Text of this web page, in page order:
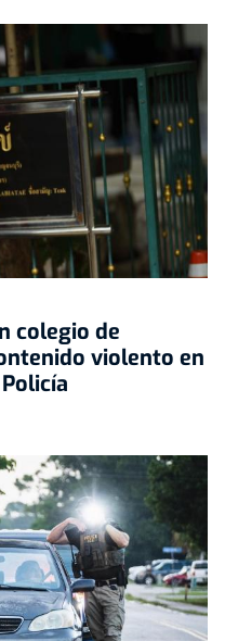
colegio de
violento en